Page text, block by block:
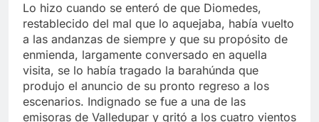
Lo hizo cuando se enteró de que Diomedes,
restablecido del mal que lo aquejaba, había vuelto
a las andanzas de siempre y que su propósito de
enmienda, largamente conversado en aquella
visita, se lo había tragado la barahúnda que
produjo el anuncio de su pronto regreso a los
escenarios. Indignado se fue a una de las
emisoras de Valledupar y gritó a los cuatro vientos